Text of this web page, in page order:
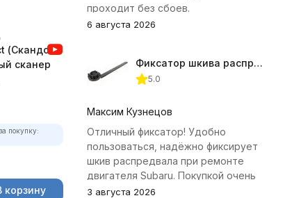
(Скандок)
сканер
покупку:
корзину
проходит без сбоев.
6 августа 2026
Фиксатор шкива распредвала (Subaru) JTC-4409
5.0
Максим Кузнецов
Отличный фиксатор! Удобно
пользоваться, надёжно фиксирует
шкив распредвала при ремонте
двигателя Subaru. Покупкой очень
доволен.
3 августа 2026